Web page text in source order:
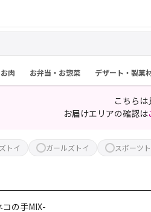
お肉 お弁当・お惣菜 デザート・製菓
こちらは
お届けエリアの確認は
トイ ガールズトイ スポーツ
の手MIX-